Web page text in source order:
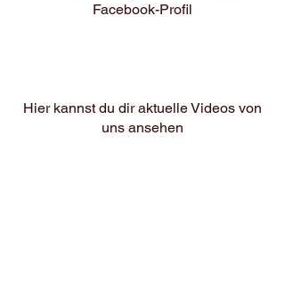
Facebook-Profil
Hier kannst du dir aktuelle Videos von
uns ansehen